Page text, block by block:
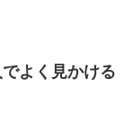
よく見かける